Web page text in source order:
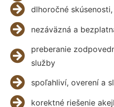
dlhoročné
nezáväzná a
preberanie
služby
spoľahliví, overení a
korektné riešenie